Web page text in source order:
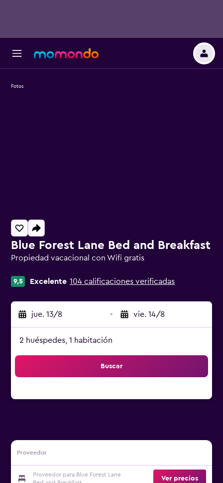
Blue Forest Lane Bed and Breakfast
Propiedad vacacional con Wifi gratis
9,5 Excelente 104 calificaciones verificadas
jue. 13/8 - vie. 14/8
2 huéspedes, 1 habitación
Buscar
Proveedor
Proveedor para Blue Forest Lane
Ver precios
Fotos